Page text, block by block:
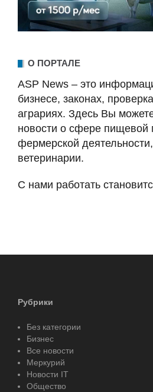
О ПОРТАЛЕ
ASP News – это
бизнесе, законах,
аграриях. Здесь Вы
новости о сфере
фермерской
ветеринарии.
С нами работать
Рубрики
Без категории
Бизнес
Все новости
Меркурий
Новости IT
Общество